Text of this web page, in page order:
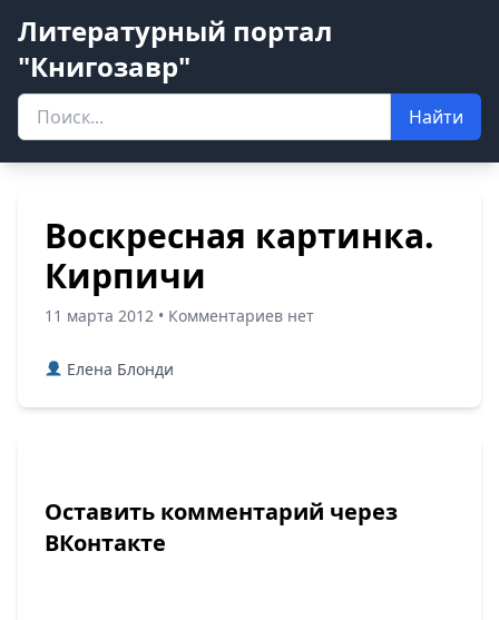
Литературный портал
"Книгозавр"
Найти
Воскресная картинка.
Кирпичи
11 марта 2012 • Комментариев нет
Елена Блонди
Оставить комментарий через
ВКонтакте